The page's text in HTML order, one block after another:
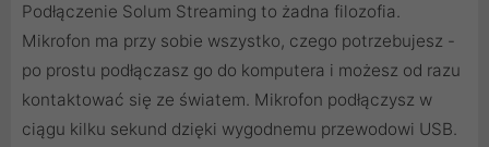
Podłączenie Solum Streaming to żadna filozofia.
Mikrofon ma przy sobie wszystko, czego potrzebujesz -
po prostu podłączasz go do komputera i możesz od razu
kontaktować się ze światem. Mikrofon podłączysz w
ciągu kilku sekund dzięki wygodnemu przewodowi USB.